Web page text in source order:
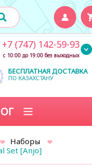
БЕСПЛАТНАЯ ДОСТАВКА
ПО КАЗАХСТАНУ
(747) 142-59-93
с 10:00 до 19:00 без выходных
Наборы
Set [Anjo]